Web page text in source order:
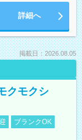
詳細へ
掲載日：2026.08.05
クモクシ
ブランクOK